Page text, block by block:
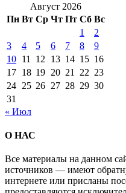
Август 2026
Пн Вт Ср Чт Пт Сб Вс
1
2
3
4 5 6 7 8
9
10 11 12 13 14 15 16
17 18 19 20 21 22 23
24 25 26 27 28 29 30
31
« Июл
О НАС
Все материалы на данном
источников — имеют
интернете или присланы